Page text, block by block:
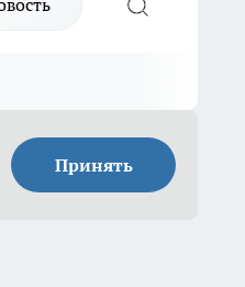
Принять